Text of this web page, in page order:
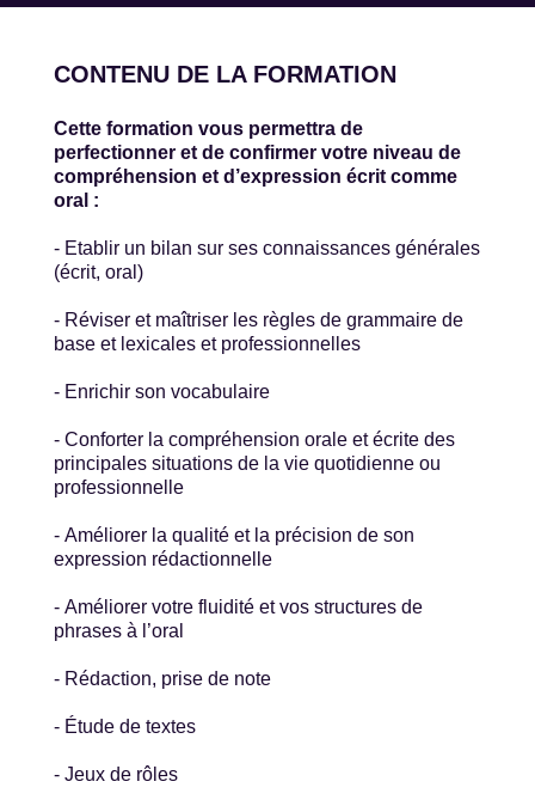
CONTENU DE LA FORMATION
Cette formation vous permettra de
perfectionner et de confirmer votre niveau de
compréhension et d’expression écrit comme
oral :
- Etablir un bilan sur ses connaissances générales
(écrit, oral)
- Réviser et maîtriser les règles de grammaire de
base et lexicales et professionnelles
- Enrichir son vocabulaire
- Conforter la compréhension orale et écrite des
principales situations de la vie quotidienne ou
professionnelle
- Améliorer la qualité et la précision de son
expression rédactionnelle
- Améliorer votre fluidité et vos structures de
phrases à l’oral
- Rédaction, prise de note
- Étude de textes
- Jeux de rôles